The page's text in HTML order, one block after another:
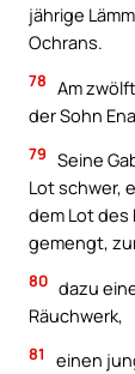
jährige
Ochrans.
78 Am
der Sohn
79 Seine
Lot schwer,
dem Lot des
gemengt,
80 dazu
Räuchwerk,
81
einen